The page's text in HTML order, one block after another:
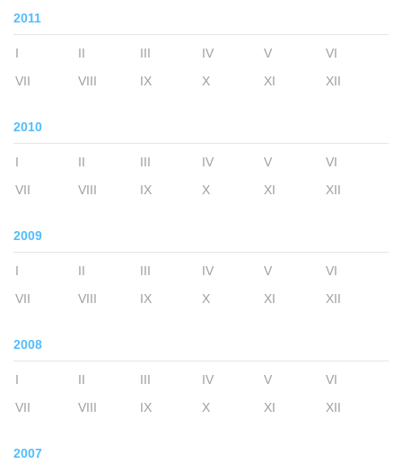
2011
I II III IV V
VI
VII
VIII IX X XI XII
2010
I II III IV V
VI
VII
VIII IX X XI XII
2009
I II III IV V
VI
VII
VIII IX X XI XII
2008
I II III IV V
VI
VII
VIII IX X XI XII
2007